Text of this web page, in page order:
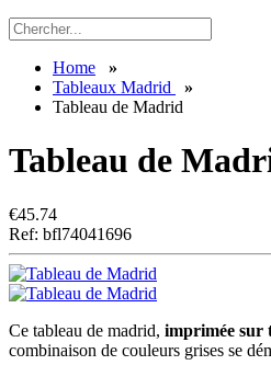
Home
»
Tableaux Madrid
»
Tableau de Madrid
Tableau de
€45.74
Ref: bfl74041696
Ce tableau de madrid, imprimée sur
combinaison de couleurs grises se